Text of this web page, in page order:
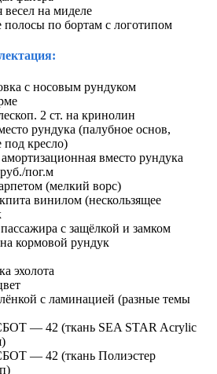
на миделе
по бортам с логотипом
с носовым рундуком
2 ст. на кринолин
рундука (палубное основ,
под кресло)
вместо рундука
пог.м
(мелкий ворс)
винилом (нескользящее
с защёлкой и замком
кормовой рундук
эхолота
с ламинацией (разные темы
— 42 (ткань SEA STAR Acrylic
— 42 (ткань Полиэстер